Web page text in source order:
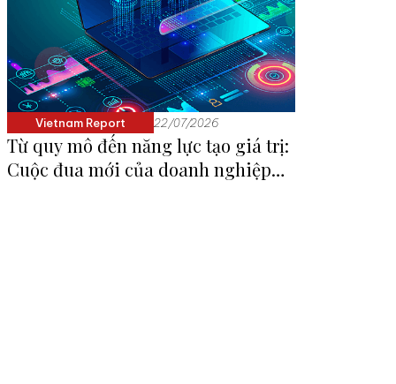
Vietnam Report 22/07/2026
Từ quy mô đến năng lực tạo giá trị:
Cuộc đua mới của doanh nghiệp